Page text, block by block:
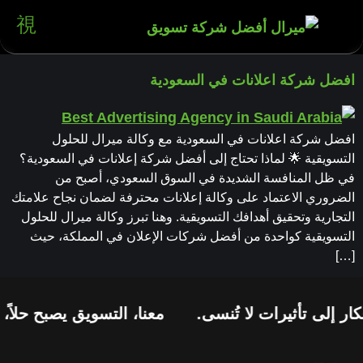
افضل شركة اعلانات في السعودية
افضل شركة اعلانات في السعودية مع وكالة ميرال للحلول
التسويقية 🌟 لماذا تحتاج إلى أفضل شركة إعلانات في السعودية؟
في ظل المنافسة الشديدة في السوق السعودي، أصبح من
الضروري الاعتماد على وكالة إعلانات محترفة لضمان نجاح علامتك
التجارية وتحقيق أهدافك التسويقية. وهنا تبرز وكالة ميرال للحلول
التسويقية كواحدة من أفضل شركات الإعلان في المملكة، حيث
[…]
معنا، التسويق يصبح إلى تأثيرات لا تُنسى.